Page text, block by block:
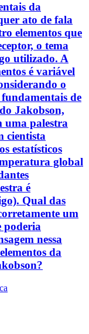
da
ato de fala
elementos que
o tema
utilizado. A
é variável
o
de
Jakobson,
uma palestra
cientista
estatísticos
global
é
Qual das
um
poderia
nessa
da